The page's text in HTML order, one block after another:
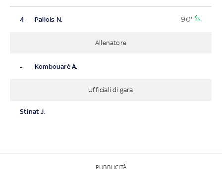
4 Pallois N. 90'
Allenatore
- Kombouaré A.
Ufficiali di gara
Stinat J.
PUBBLICITÀ